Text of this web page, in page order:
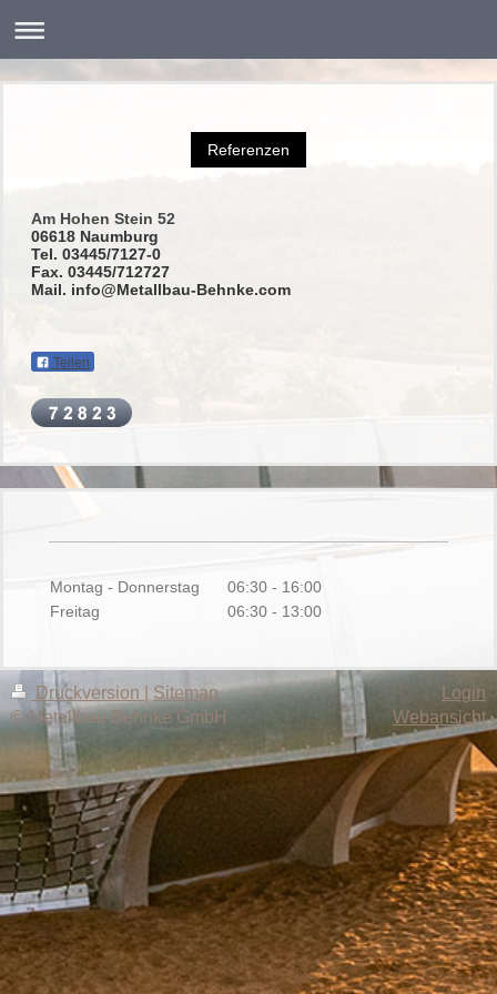
Referenzen
Am Hohen Stein 52
06618 Naumburg
Tel. 03445/7127-0
Fax. 03445/712727
Mail. info@Metallbau-Behnke.com
Teilen
Montag - Donnerstag 06:30 - 16:00
Freitag
06:30 - 13:00
Druckversion
Sitemap
© Metallbau Behnke GmbH
Login
Webansicht